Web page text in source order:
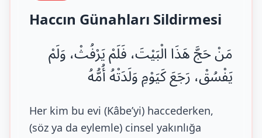
Haccın Günahları Sildirmesi
مَنْ حَجَّ هَذَا الْبَيْتَ، فَلَمْ يَرْفُثْ، وَلَمْ
يَفْسُقْ، رَجَعَ كَيَوْمِ وَلَدَتْهُ أُمُّهُ
Her kim bu evi (Kâbe’yi) haccederken,
(söz ya da eylemle) cinsel yakınlığa